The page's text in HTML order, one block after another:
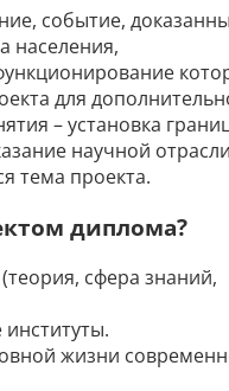
событие,
населения,
для
– установка
научной
тема проекта.
диплома?
сфера знаний,
жизни